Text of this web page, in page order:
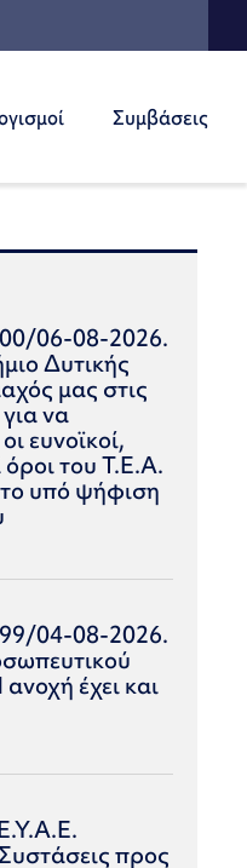
Συμβάσεις
06-08-2026.
Δυτικής
μας στις
για να
ευνοϊκοί,
όροι του Τ.Ε.Α.
υπό ψήφιση
04-08-2026.
έχει και
προς